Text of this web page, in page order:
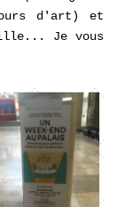
d'art) et
fille... Je vous